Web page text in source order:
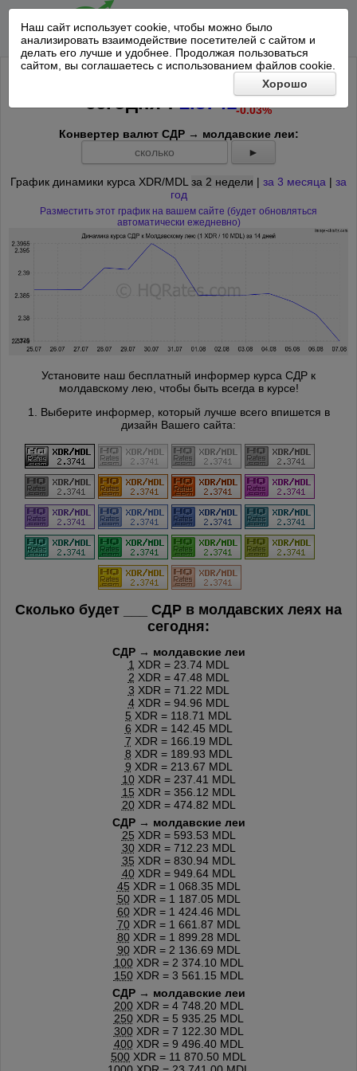
Наш сайт использует cookie, чтобы можно было
анализировать взаимодействие посетителей с сайтом и
делать его лучше и удобнее. Продолжая пользоваться
сайтом, вы соглашаетесь с использованием файлов cookie.
Хорошо
Курс СДР к 10 Молдавским леям на
сегодня :2.3741 -0.0008
-0.03%
Конвертер валют СДР → молдавские леи:
►
График динамики курса XDR/MDL за 2 недели | за 3 месяца | за
год
Разместить этот график на вашем сайте (будет обновляться
автоматически ежедневно)
Установите наш бесплатный информер курса СДР к
молдавскому лею, чтобы быть всегда в курсе!
1. Выберите информер, который лучше всего впишется в
дизайн Вашего сайта:
Сколько будет
СДР в молдавских леях на
сегодня:
СДР → молдавские леи
1 XDR = 23.74 MDL
2 XDR = 47.48 MDL
3 XDR = 71.22 MDL
4XDR = 94.96 MDL
5 XDR = 118.71 MDL
6 XDR = 142.45 MDL
7 XDR = 166.19 MDL
8 XDR = 189.93 MDL
9 XDR = 213.67 MDL
10XDR = 237.41 MDL
15 XDR = 356.12 MDL
20XDR = 474.82 MDL
СДР → молдавские леи
25 XDR = 593.53 MDL
30XDR = 712.23 MDL
35 XDR = 830.94 MDL
40XDR = 949.64 MDL
45 XDR = 1 068.35 MDL
50XDR = 1 187.05 MDL
60XDR = 1 424.46 MDL
70XDR = 1 661.87 MDL
80XDR = 1 899.28 MDL
90XDR = 2 136.69 MDL
100XDR = 2 374.10 MDL
150XDR = 3 561.15 MDL
СДР → молдавские леи
200XDR = 4 748.20 MDL
250XDR = 5 935.25 MDL
300XDR = 7 122.30 MDL
400XDR = 9 496.40 MDL
500 XDR = 11 870.50 MDL